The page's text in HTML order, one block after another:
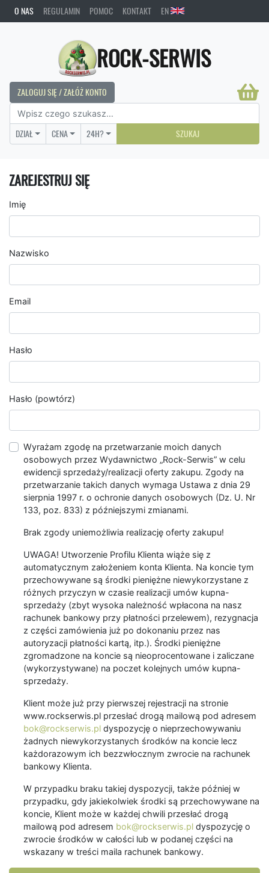
O NAS REGULAMIN POMOC KONTAKT EN
ROCK-SERWIS
ZALOGUJ SIĘ / ZAŁÓŻ KONTO
DZIAŁ CENA 24H? SZUKAJ
ZAREJESTRUJ SIĘ
Imię
Nazwisko
Email
Hasło
Hasło (powtórz)
Wyrażam zgodę na przetwarzanie moich danych
osobowych przez Wydawnictwo „Rock-Serwis” w celu
ewidencji sprzedaży/realizacji oferty zakupu. Zgody na
przetwarzanie takich danych wymaga Ustawa z dnia 29
sierpnia 1997 r. o ochronie danych osobowych (Dz. U. Nr
133, poz. 833) z późniejszymi zmianami.
Brak zgody uniemożliwia realizację oferty zakupu!
UWAGA! Utworzenie Profilu Klienta wiąże się z
automatycznym założeniem konta Klienta. Na koncie tym
przechowywane są środki pieniężne niewykorzystane z
różnych przyczyn w czasie realizacji umów kupna-
sprzedaży (zbyt wysoka należność wpłacona na nasz
rachunek bankowy przy płatności przelewem), rezygnacja
z części zamówienia już po dokonaniu przez nas
autoryzacji płatności kartą, itp.). Środki pieniężne
zgromadzone na koncie są nieoprocentowane i zaliczane
(wykorzystywane) na poczet kolejnych umów kupna-
sprzedaży.
Klient może już przy pierwszej rejestracji na stronie
www.rockserwis.pl przesłać drogą mailową pod adresem
bok@rockserwis.pl dyspozycję o nieprzechowywaniu
żadnych niewykorzystanych środków na koncie lecz
każdorazowym ich bezzwłocznym zwrocie na rachunek
bankowy Klienta.
W przypadku braku takiej dyspozycji, także później w
przypadku, gdy jakiekolwiek środki są przechowywane na
koncie, Klient może w każdej chwili przesłać drogą
mailową pod adresem bok@rockserwis.pl dyspozycję o
zwrocie środków w całości lub w podanej części na
wskazany w treści maila rachunek bankowy.